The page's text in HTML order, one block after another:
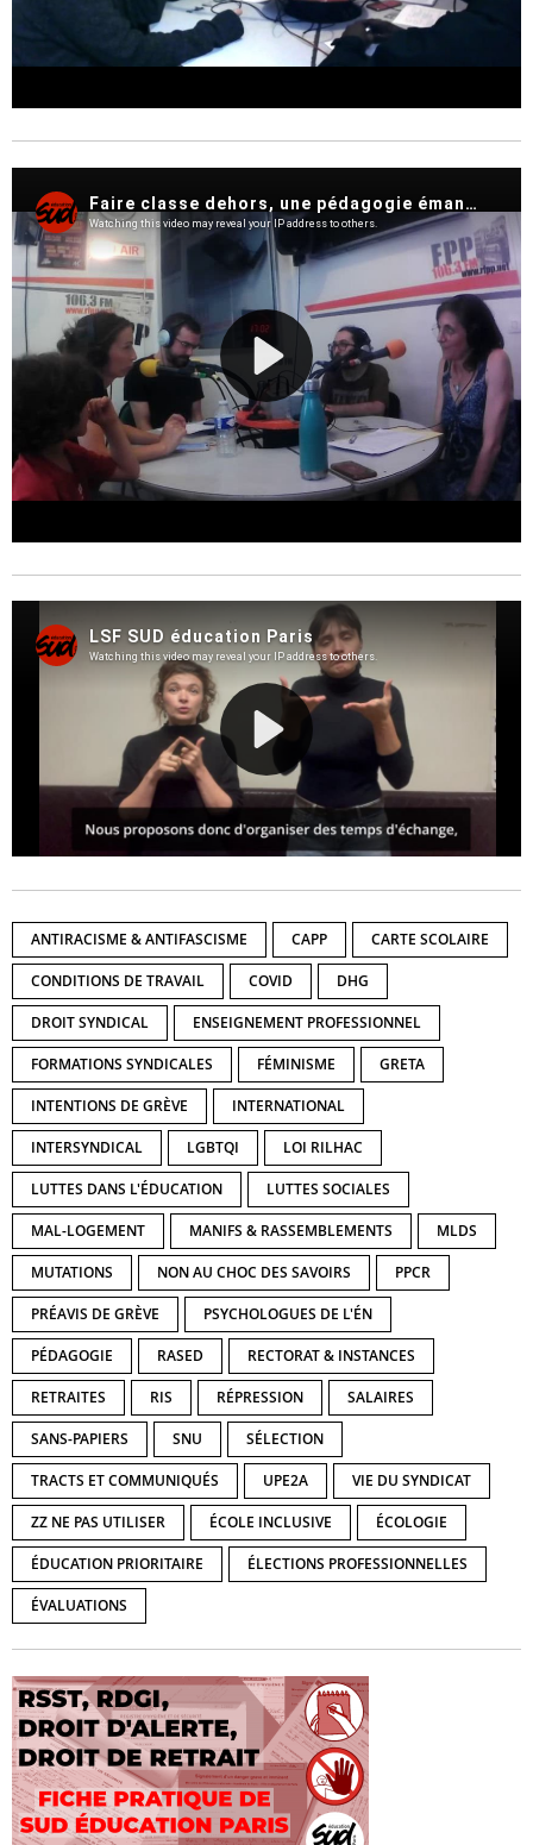
ANTIRACISME & ANTIFASCISME CAPP CARTE SCOLAIRE
CONDITIONS DE TRAVAIL COVID DHG
DROIT SYNDICAL ENSEIGNEMENT PROFESSIONNEL
FORMATIONS SYNDICALES FÉMINISME GRETA
INTENTIONS DE GRÈVE INTERNATIONAL
INTERSYNDICAL LGBTQI LOI RILHAC
LUTTES DANS L'ÉDUCATION LUTTES SOCIALES
MAL-LOGEMENT MANIFS & RASSEMBLEMENTS MLDS
MUTATIONS NON AU CHOC DES SAVOIRS PPCR
PRÉAVIS DE GRÈVE PSYCHOLOGUES DE L'ÉN
PÉDAGOGIE RASED RECTORAT & INSTANCES
RETRAITES RIS RÉPRESSION SALAIRES
SANS-PAPIERS SNU SÉLECTION
TRACTS ET COMMUNIQUÉS UPE2A VIE DU SYNDICAT
ZZ NE PAS UTILISER ÉCOLE INCLUSIVE ÉCOLOGIE
ÉDUCATION PRIORITAIRE ÉLECTIONS PROFESSIONNELLES
ÉVALUATIONS